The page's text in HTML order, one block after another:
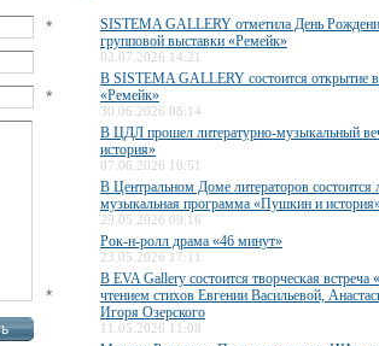
*
*
*
SISTEMA GALLERY отметила День
групповой выставки «Ремейк»
02.07.2026 14:21
В SISTEMA GALLERY состоится открытие
«Ремейк»
30.06.2026 08:14
В ЦДЛ прошел литературно-музыкальный
история»
07.06.2026 10:51
В Центральном Доме литераторов состоится
музыкальная программа «Пушкин и
29.05.2026 09:16
Рок-н-ролл драма «46 минут»
23.05.2026 17:11
В EVA Gallery состоится творческая встреча
чтением стихов Евгении Васильевой,
Игоря Озерского
11.05.2026 11:08